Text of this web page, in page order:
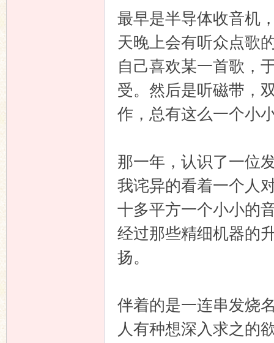
最早是半导体收音机
天晚上会有听众点歌
自己喜欢某一首歌，
受。然后是听磁带，
作，总有这么一个小
那一年，认识了一位
我诧异的看着一个人
十多平方一个小小的
经过那些精细机器的
扬。
伴着的是一连串发烧
人有种想深入求之的